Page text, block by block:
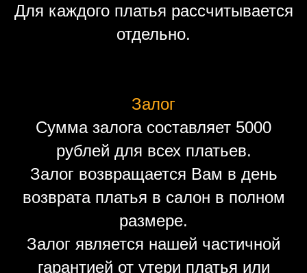
Для каждого платья рассчитывается
отдельно.
Залог
Сумма залога составляет 5000
рублей для всех платьев.
Залог возвращается Вам в день
возврата платья в салон в полном
размере.
Залог является нашей частичной
гарантией от утери платья или